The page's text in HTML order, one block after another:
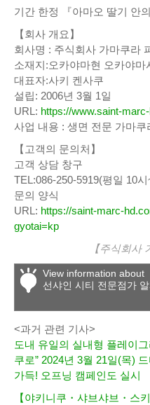
기간 한정 『아마오 딸기 안의
【회사 개요】
회사명 : 주식회사 가마쿠라
소재지:오카야마현 오카야마
대표자:사키 켄사쿠
설립: 2006년 3월 1일
URL: https://www.saint-
사업 내용 : 생면 전문 가마쿠
【고객의 문의처】
고객 상담 창구
TEL:086-250-5919(평일 10
문의 양식
URL: https://saint-marc-
gyotai=kp
【주식회사
View information about
선샤인 시티 전문점가
<과거 관련 기사>
도내 유일의 실내형 플레이
쿠로” 2024년 3월 21일(목)
가득! 오프닝 캠페인도 실시
【야키니쿠・샤브샤브・스